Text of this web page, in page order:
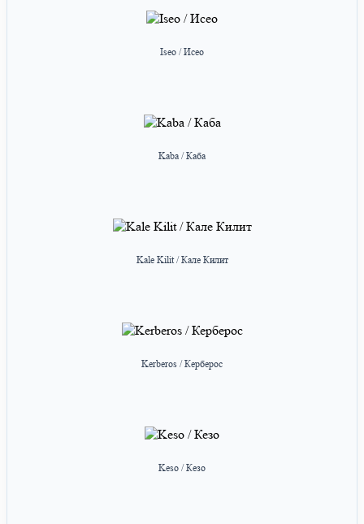
Iseo / Исео
Kaba / Каба
Kale Kilit / Кале Килит
Kerberos / Керберос
Keso / Кезо